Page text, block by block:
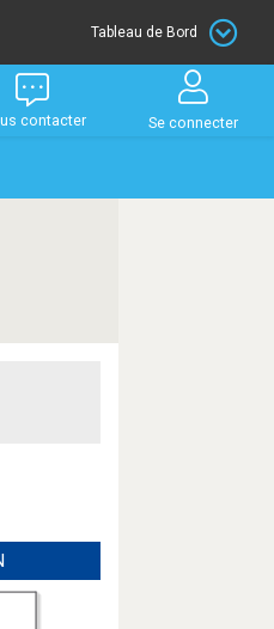
Tableau de Bord
contacter Se connecter